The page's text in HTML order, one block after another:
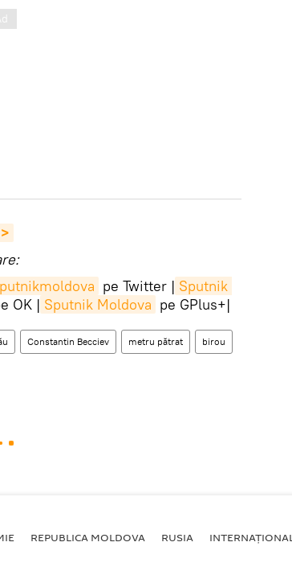
pe Twitter | Sputnik
OK | Sputnik Moldova pe GPlus+|
Constantin Becciev metru pătrat birou
REPUBLICA MOLDOVA RUSIA INTERNAȚIONAL